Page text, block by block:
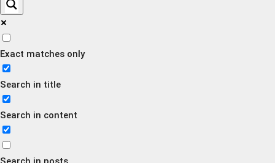
Exact matches only
Search in title
Search in content